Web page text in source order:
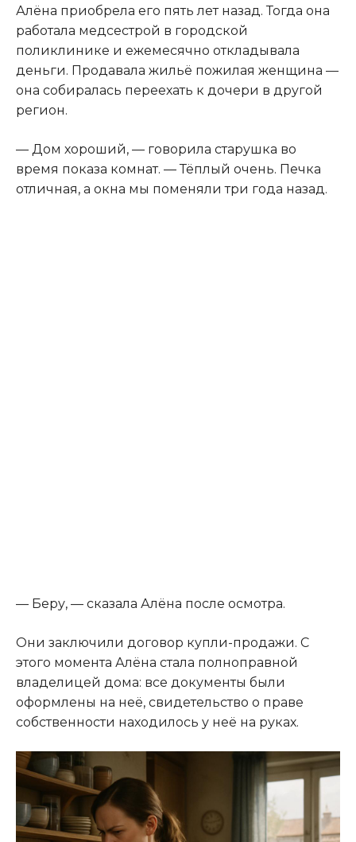
Алёна приобрела его пять лет назад. Тогда она
работала медсестрой в городской
поликлинике и ежемесячно откладывала
деньги. Продавала жильё пожилая женщина —
она собиралась переехать к дочери в другой
регион.
— Дом хороший, — говорила старушка во
время показа комнат. — Тёплый очень. Печка
отличная, а окна мы поменяли три года назад.
— Беру, — сказала Алёна после осмотра.
Они заключили договор купли-продажи. С
этого момента Алёна стала полноправной
владелицей дома: все документы были
оформлены на неё, свидетельство о праве
собственности находилось у неё на руках.